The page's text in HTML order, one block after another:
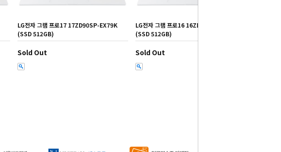
LG전자 그램 프로17 17ZD90SP-EX79K
(SSD 512GB)
Sold Out
LG전자 그램 프로16 16ZD90SP-EX79K
(SSD 512GB)
Sold Out